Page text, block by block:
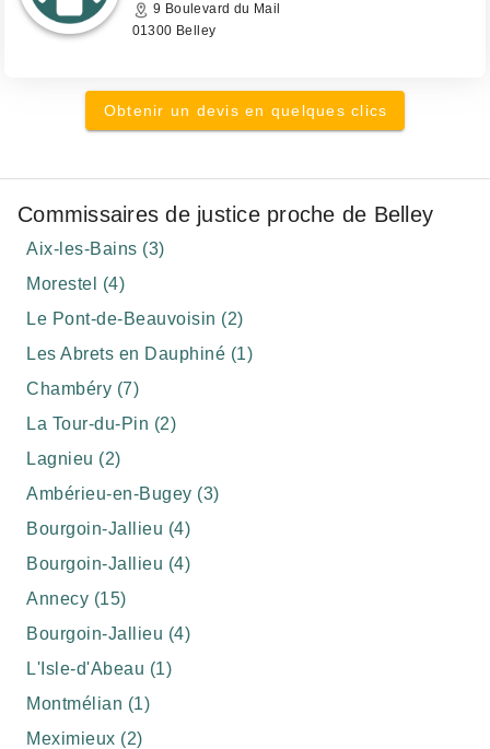
9 Boulevard du Mail
01300 Belley
Obtenir un devis en quelques clics
Commissaires de justice proche de Belley
Aix-les-Bains (3)
Morestel (4)
Le Pont-de-Beauvoisin (2)
Les Abrets en Dauphiné (1)
Chambéry (7)
La Tour-du-Pin (2)
Lagnieu (2)
Ambérieu-en-Bugey (3)
Bourgoin-Jallieu (4)
Bourgoin-Jallieu (4)
Annecy (15)
Bourgoin-Jallieu (4)
L'Isle-d'Abeau (1)
Montmélian (1)
Meximieux (2)